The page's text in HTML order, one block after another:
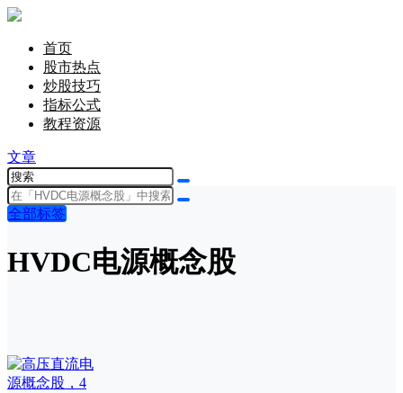
首页
股市热点
炒股技巧
指标公式
教程资源
文章
全部标签
HVDC电源概念股